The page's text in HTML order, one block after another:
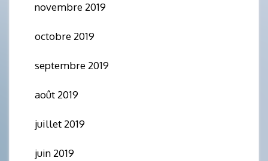
novembre 2019
octobre 2019
septembre 2019
août 2019
juillet 2019
juin 2019